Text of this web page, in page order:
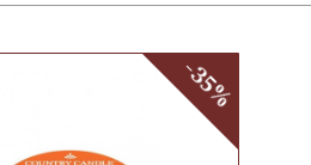
-35%